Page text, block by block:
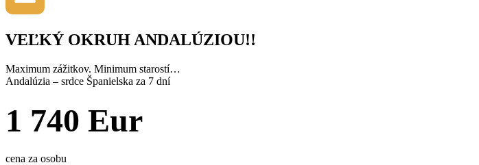
VEĽKÝ OKRUH ANDALÚZIOU!!
Maximum zážitkov. Minimum starostí…
Andalúzia – srdce Španielska za 7 dní
1 740 Eur
cena za osobu